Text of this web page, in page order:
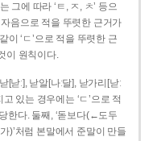
그에 따라 ‘ㅌ, ㅈ, ㅊ’ 등으
자음으로 적을 뚜렷한 근거가
이 ‘ㄷ’으로 적을 뚜렷한 근
이 원칙이다.
[낟ː], 낟알[나ː달], 낟가리[낟ː
고 있는 경우에는 ‘ㄷ’으로 적
한다. 둘째, ‘돋보다(←도두
처럼 본말에서 준말이 만들